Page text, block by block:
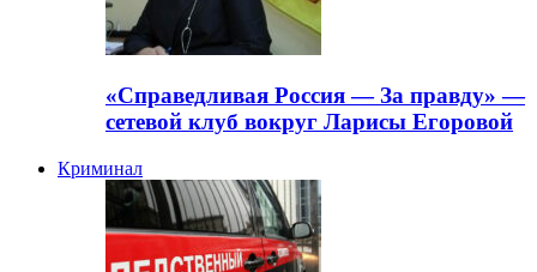
«Справедливая Россия — За правду» —
сетевой клуб вокруг Ларисы Егоровой
Криминал